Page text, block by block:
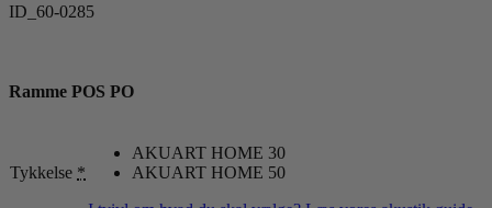
ID_60-0285
Ramme POS PO
Tykkelse *
AKUART HOME 30
AKUART HOME 50